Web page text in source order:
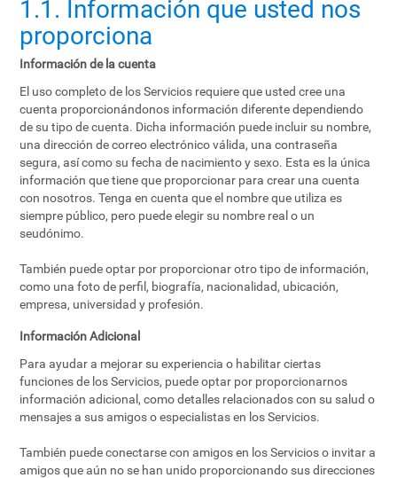
1.1. Información que usted nos
proporciona
Información de la cuenta
El uso completo de los Servicios requiere que usted cree una
cuenta proporcionándonos información diferente dependiendo
de su tipo de cuenta. Dicha información puede incluir su nombre,
una dirección de correo electrónico válida, una contraseña
segura, así como su fecha de nacimiento y sexo. Esta es la única
información que tiene que proporcionar para crear una cuenta
con nosotros. Tenga en cuenta que el nombre que utiliza es
siempre público, pero puede elegir su nombre real o un
seudónimo.
También puede optar por proporcionar otro tipo de información,
como una foto de perfil, biografía, nacionalidad, ubicación,
empresa, universidad y profesión.
Información Adicional
Para ayudar a mejorar su experiencia o habilitar ciertas
funciones de los Servicios, puede optar por proporcionarnos
información adicional, como detalles relacionados con su salud o
mensajes a sus amigos o especialistas en los Servicios.
También puede conectarse con amigos en los Servicios o invitar a
amigos que aún no se han unido proporcionando sus direcciones